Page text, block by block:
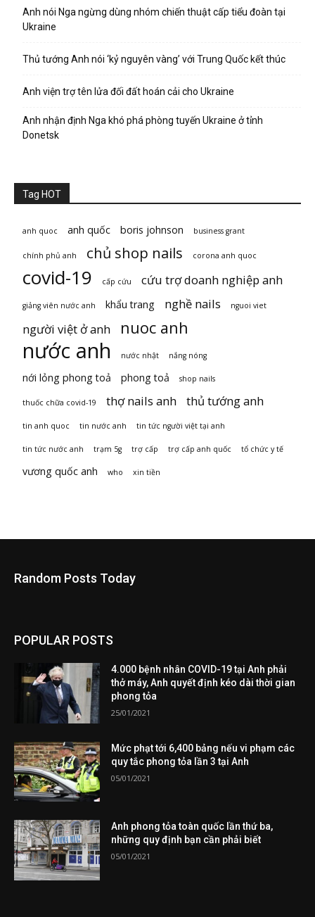
Anh nói Nga ngừng dùng nhóm chiến thuật cấp tiểu đoàn tại
Ukraine
Thủ tướng Anh nói ‘kỷ nguyên vàng’ với Trung Quốc kết thúc
Anh viện trợ tên lửa đối đất hoán cải cho Ukraine
Anh nhận định Nga khó phá phòng tuyến Ukraine ở tỉnh
Donetsk
Tag HOT
anh quoc anh quốc boris johnson business grant
chính phủ anh chủ shop nails corona anh quoc
covid-19 cấp cứu cứu trợ doanh nghiệp anh
giảng viên nước anh khẩu trang nghề nails nguoi viet
người việt ở anh nuoc anh
nước anh nước nhật nắng nóng
nới lỏng phong toả phong toả shop nails
thuốc chữa covid-19 thợ nails anh thủ tướng anh
tin anh quoc tin nước anh tin tức người việt tại anh
tin tức nước anh trạm 5g trợ cấp trợ cấp anh quốc tổ chức y tế
vương quốc anh who xin tiền
Random Posts Today
POPULAR POSTS
4.000 bệnh nhân COVID-19 tại Anh phải
thở máy, Anh quyết định kéo dài thời gian
phong tỏa
25/01/2021
Mức phạt tới 6,400 bảng nếu vi phạm các
quy tắc phong tỏa lần 3 tại Anh
05/01/2021
Anh phong tỏa toàn quốc lần thứ ba,
những quy định bạn cần phải biết
05/01/2021